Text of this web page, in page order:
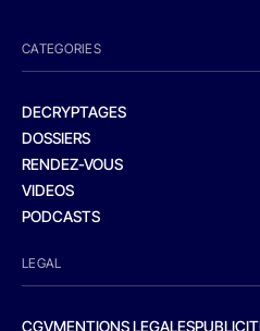
CATEGORIES
DECRYPTAGES
DOSSIERS
RENDEZ-VOUS
VIDEOS
PODCASTS
LEGAL
CGVMENTIONS LEGALES